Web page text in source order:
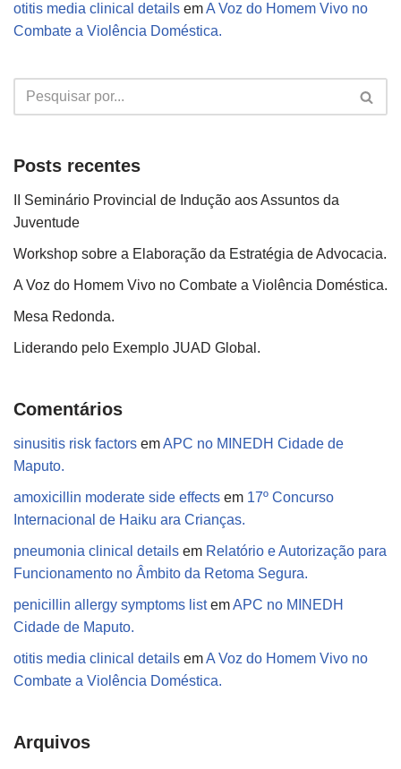
otitis media clinical details emA Voz do Homem Vivo no
Combate a Violência Doméstica.
Posts recentes
II Seminário Provincial de Indução aos Assuntos da
Juventude
Workshop sobre a Elaboração da Estratégia de Advocacia.
A Voz do Homem Vivo no Combate a Violência Doméstica.
Mesa Redonda.
Liderando pelo Exemplo JUAD Global.
Comentários
sinusitis risk factors emAPC no MINEDH Cidade de
Maputo.
amoxicillin moderate side effects em 17º Concurso
Internacional de Haiku ara Crianças.
pneumonia clinical details em Relatório e Autorização para
Funcionamento no Âmbito da Retoma Segura.
penicillin allergy symptoms listemAPC no MINEDH
Cidade de Maputo.
otitis media clinical details emA Voz do Homem Vivo no
Combate a Violência Doméstica.
Arquivos